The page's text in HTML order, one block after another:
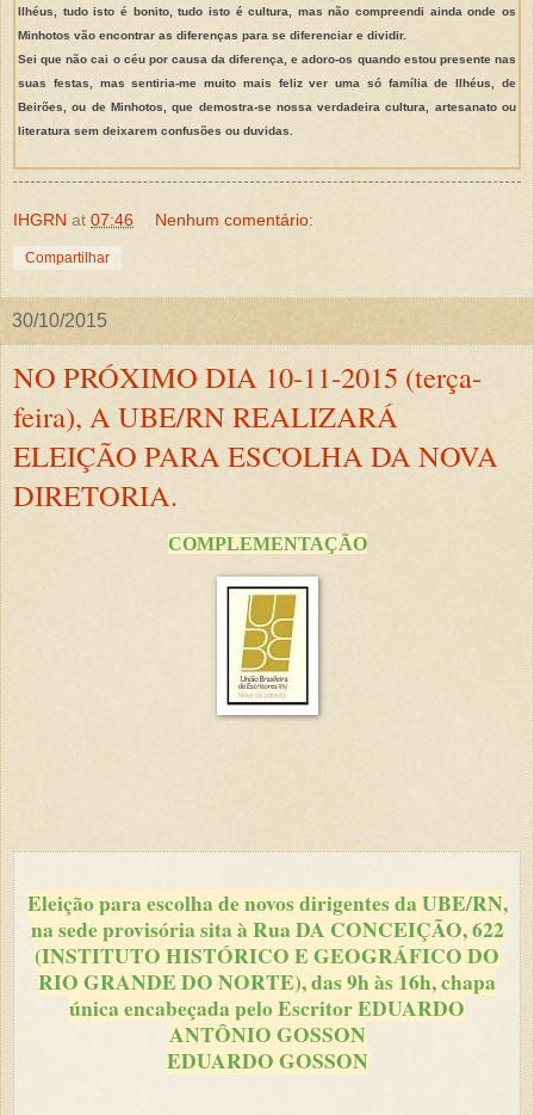
Ilhéus, tudo isto é bonito, tudo isto é cultura, mas não compreendi ainda onde os
Minhotos vão encontrar as diferenças para se diferenciar e dividir.
Sei que não cai o céu por causa da diferença, e adoro-os quando estou presente nas
suas festas, mas sentiria-me muito mais feliz ver uma só família de Ilhéus, de
Beirões, ou de Minhotos, que demostra-se nossa verdadeira cultura, artesanato ou
literatura sem deixarem confusões ou duvidas.
IHGRN at 07:46 Nenhum comentário:
Compartilhar
30/10/2015
NO PRÓXIMO DIA 10-11-2015 (terça-
feira), A UBE/RN REALIZARÁ
ELEIÇÃO PARA ESCOLHA DA NOVA
DIRETORIA.
COMPLEMENTAÇÃO
Eleição para escolha de novos dirigentes da UBE/RN,
na sede provisória sita à Rua DA CONCEIÇÃO, 622
(INSTITUTO HISTÓRICO E GEOGRÁFICO DO
RIO GRANDE DO NORTE), das 9h às 16h, chapa
única encabeçada pelo Escritor EDUARDO
ANTÔNIO GOSSON
EDUARDO GOSSON